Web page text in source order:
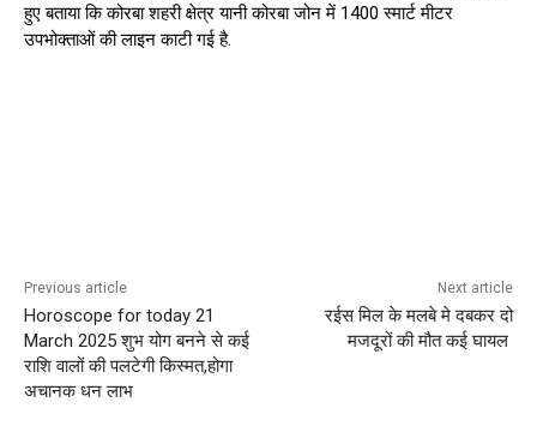
हुए बताया कि कोरबा शहरी क्षेत्र यानी कोरबा जोन में 1400 स्मार्ट मीटर
उपभोक्ताओं की लाइन काटी गई है.
Previous article
Horoscope for today 21
March 2025 शुभ योग बनने से कई
राशि वालों की पलटेगी किस्मत,होगा
अचानक धन लाभ
Next article
रईस मिल के मलबे मे दबकर दो
मजदूरों की मौत कई घायल